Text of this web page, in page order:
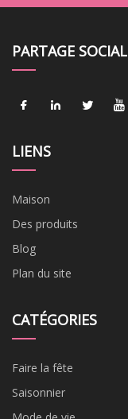
PARTAGE SOCIAL
LIENS
Maison
Des produits
Blog
Plan du site
CATÉGORIES
Faire la fête
Saisonnier